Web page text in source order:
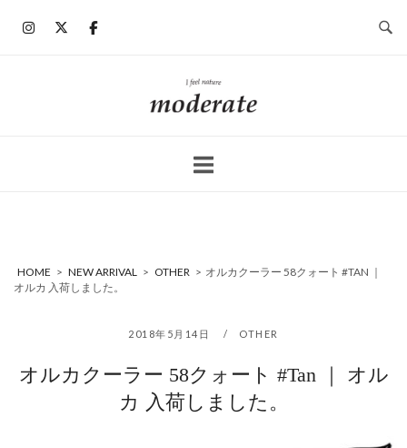
ホ
ー
HOME > NEW ARRIVAL > OTHER > オルカクーラー 58クォート #TAN ｜
オルカ 入荷しました。
2018年5月14日 OTHER
オルカクーラー 58クォート #Tan ｜ オル
カ 入荷しました。